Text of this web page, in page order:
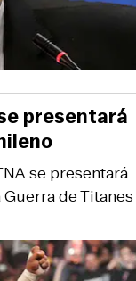
se presentará
de Titanes
presentará